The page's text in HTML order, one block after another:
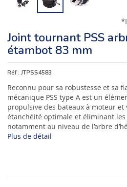
Joint tournant PSS
étambot 83 mm
Réf : JTPSS4583
Reconnu pour sa robustesse et sa
mécanique PSS type A est un
propulsive des bateaux à moteur et
étanchéité optimale et éliminant
notamment au niveau de l’arbre
Plus de détail